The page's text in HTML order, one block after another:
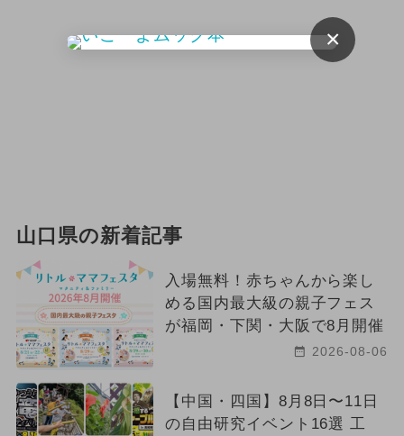
山口県の新着記事
入場無料！赤ちゃんから楽し
める国内最大級の親子フェス
が福岡・下関・大阪で8月開催
2026-08-06
【中国・四国】8月8日〜11日
の自由研究イベント16選 工
×